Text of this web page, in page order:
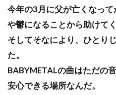
今年の3月に父が亡くなっ
や鬱になることから助けて
そしてそなにより、ひとり
た。
BABYMETALの曲はただの
安心できる場所なんだ。